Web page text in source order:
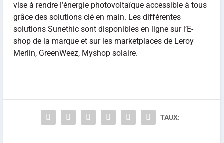
vise à rendre l’énergie photovoltaïque accessible à tous
grâce des solutions clé en main. Les différentes
solutions Sunethic sont disponibles en ligne sur l’E-
shop de la marque et sur les marketplaces de Leroy
Merlin, GreenWeez, Myshop solaire.
TAUX: